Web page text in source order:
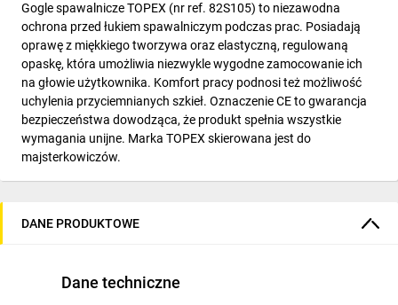
Gogle spawalnicze TOPEX (nr ref. 82S105) to niezawodna
ochrona przed łukiem spawalniczym podczas prac. Posiadają
oprawę z miękkiego tworzywa oraz elastyczną, regulowaną
opaskę, która umożliwia niezwykle wygodne zamocowanie ich
na głowie użytkownika. Komfort pracy podnosi też możliwość
uchylenia przyciemnianych szkieł. Oznaczenie CE to gwarancja
bezpieczeństwa dowodząca, że produkt spełnia wszystkie
wymagania unijne. Marka TOPEX skierowana jest do
majsterkowiczów.
DANE PRODUKTOWE
Dane techniczne